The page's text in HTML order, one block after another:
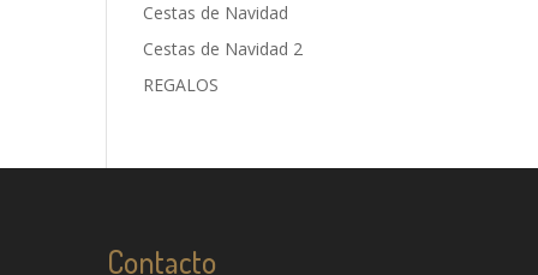
Cestas de Navidad
Cestas de Navidad 2
REGALOS
Contacto